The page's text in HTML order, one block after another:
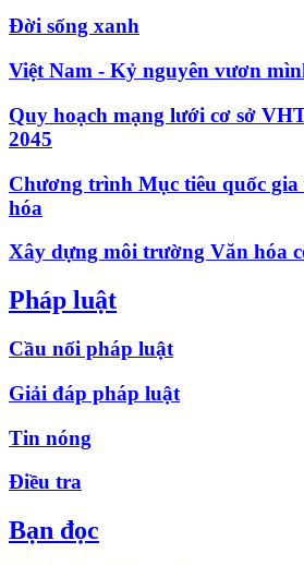
Đời sống xanh
Việt Nam - Kỷ nguyên vươn
Quy hoạch mạng lưới cơ sở
2045
Chương trình Mục tiêu quốc gia
hóa
Xây dựng môi trường Văn hóa
Pháp luật
Cầu nối pháp luật
Giải đáp pháp luật
Tin nóng
Điều tra
Bạn đọc